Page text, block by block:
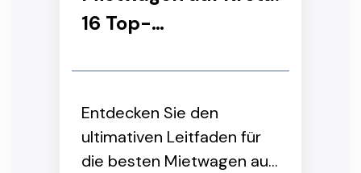
16 Top-
Familien (2026)
Entdecken Sie den
ultimativen Leitfaden für
die besten Mietwagen auf